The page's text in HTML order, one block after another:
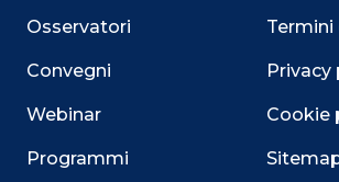
Osservatori
Convegni
Webinar
Programmi
Termini
Privacy
Cookie